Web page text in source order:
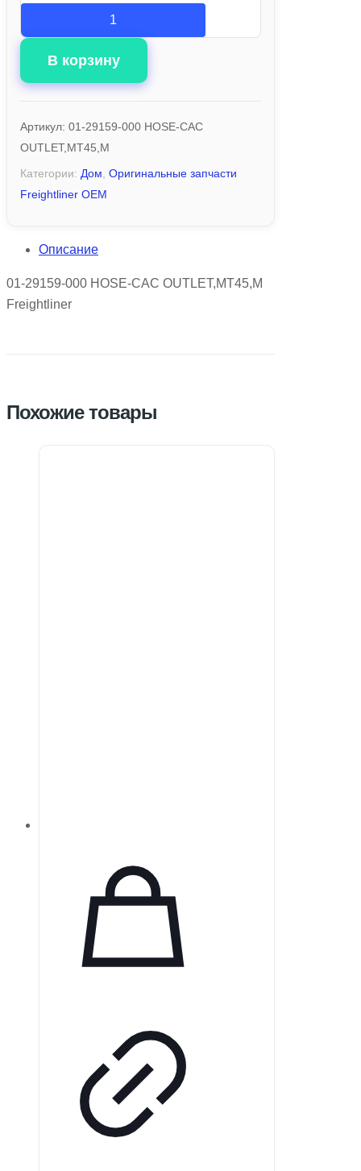
В корзину
Артикул: 01-29159-000 HOSE-CAC
OUTLET,MT45,M
Категории: Дом Оригинальные запчасти
Freightliner OEM
Описание
01-29159-000 HOSE-CAC OUTLET,MT45,M
Freightliner
Похожие товары